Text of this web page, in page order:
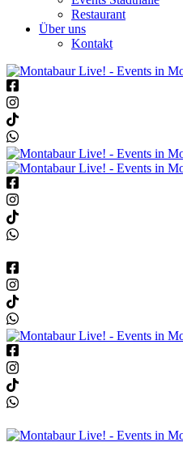
Restaurant
Über uns
Kontakt